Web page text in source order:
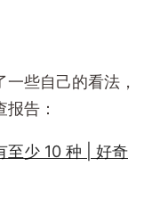
些自己的看法，
告：
至少 10 种 | 好奇